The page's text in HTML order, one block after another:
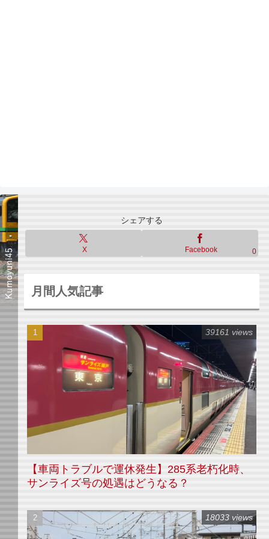
シェアする
X Facebook 0
月間人気記事
【車両トラブルで運休発生】285系老朽化時、
サンライズ号の処遇はどうなる？
39161 views
18033 views